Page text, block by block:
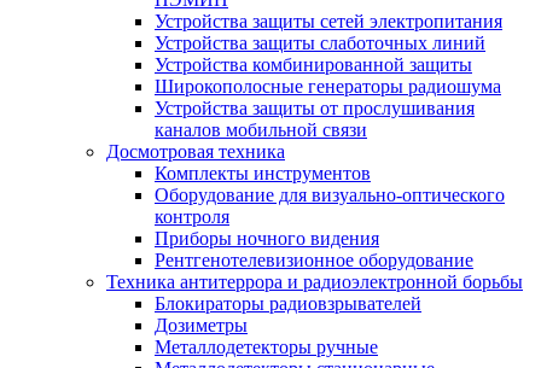
Устройства защиты сетей электропитания
Устройства защиты слаботочных линий
Устройства комбинированной защиты
Широкополосные генераторы радиошума
Устройства защиты от прослушивания
каналов мобильной связи
Досмотровая техника
Комплекты инструментов
Оборудование для визуально-оптического
контроля
Приборы ночного видения
Рентгенотелевизионное оборудование
Техника антитеррора и радиоэлектронной борьбы
Блокираторы радиовзрывателей
Дозиметры
Металлодетекторы ручные